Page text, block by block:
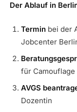
Der Ablauf in
Terminbei der
Jobcenter
für Camouflage
AVGS
Dozentin